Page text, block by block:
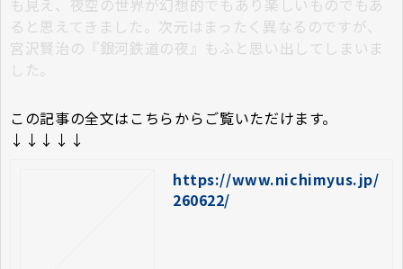
も見え、夜空の世界が幻想的でもあり楽しいものでもあ
ると思えてきました。次元はまったく異なるのですが、
宮沢賢治の『銀河鉄道の夜』もふと思い出してしまいま
した。
この記事の全文はこちらからご覧いただけます。
↓↓↓↓↓
https://www.nichimyus.jp/
260622/